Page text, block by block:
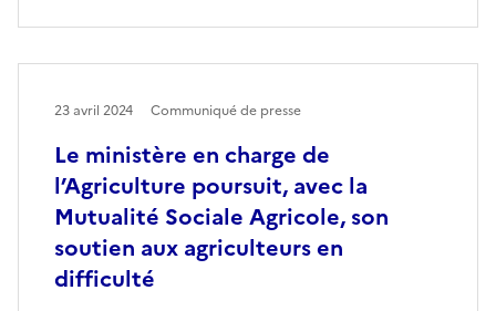
Le ministère en charge de
l’Agriculture poursuit, avec la
Mutualité Sociale Agricole, son
soutien aux agriculteurs en
difficulté
23 avril 2024 Communiqué de presse